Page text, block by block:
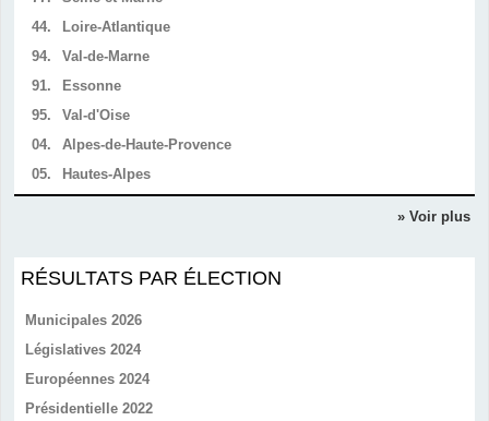
44.
Loire-Atlantique
94.
Val-de-Marne
91.
Essonne
95.
Val-d'Oise
04.
Alpes-de-Haute-Provence
05.
Hautes-Alpes
» Voir plus
RÉSULTATS PAR ÉLECTION
Municipales 2026
Législatives 2024
Européennes 2024
Présidentielle 2022